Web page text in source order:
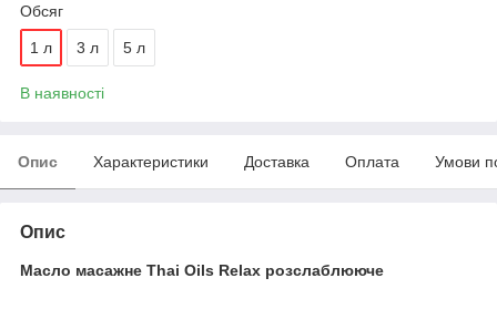
Обсяг
1 л 3 л 5 л
В наявності
Опис Характеристики Доставка Оплата Умови
Опис
Масло масажне Thai Oils Relax розслаблююче